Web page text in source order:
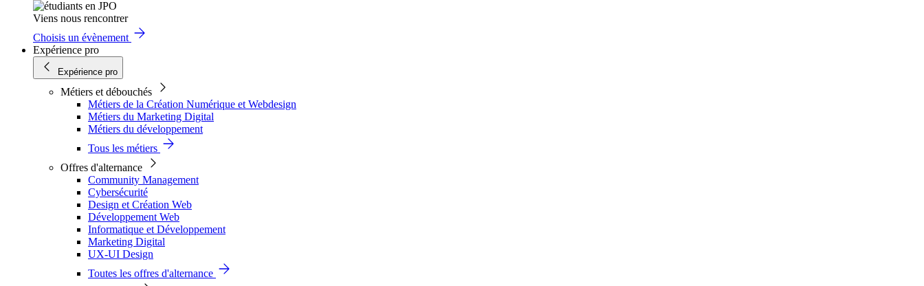
Viens nous rencontrer
Choisis un évènement
Expérience pro
Expérience pro
Métiers et débouchés
Métiers de la Création Numérique et Webdesign
Métiers du Marketing Digital
Métiers du développement
Tous les métiers
Offres d'alternance
Community Management
Cybersécurité
Design et Création Web
Développement Web
Informatique et Développement
Marketing Digital
UX-UI Design
Toutes les offres d'alternance